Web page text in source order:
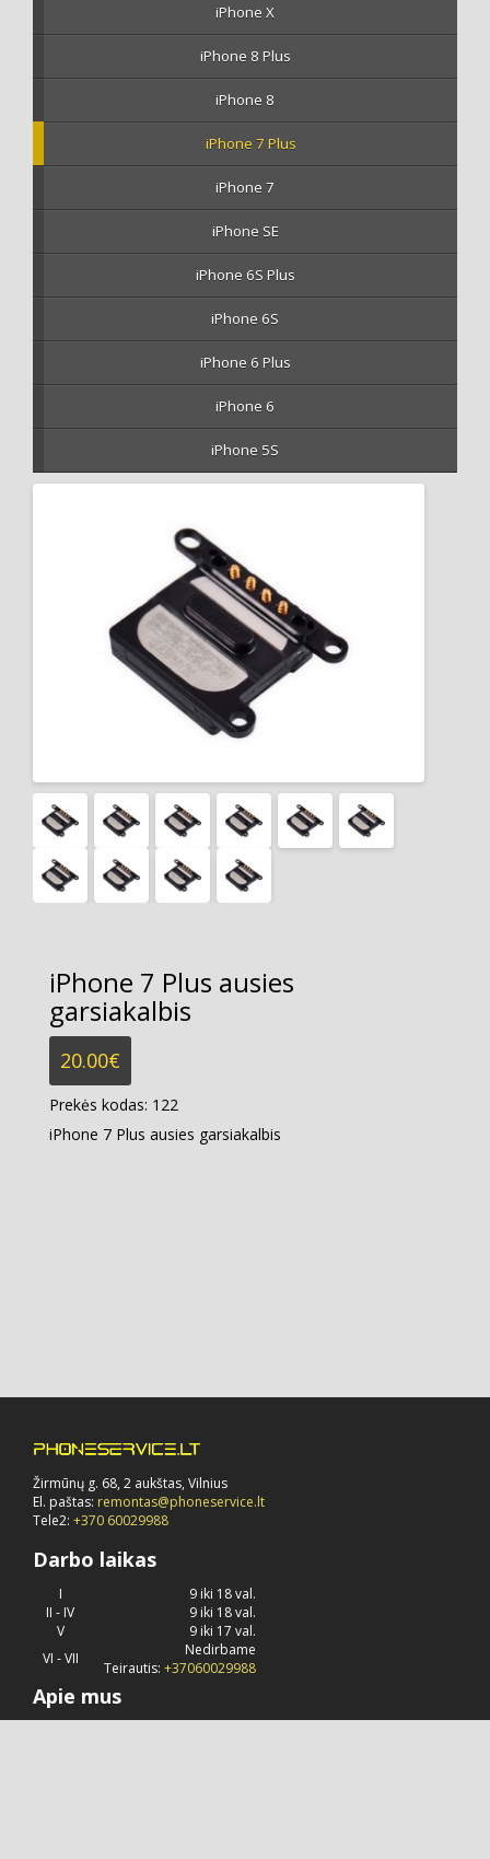
iPhone X
iPhone 8 Plus
iPhone 8
iPhone 7 Plus
iPhone 7
iPhone SE
iPhone 6S Plus
iPhone 6S
iPhone 6 Plus
iPhone 6
iPhone 5S
iPhone 7 Plus ausies
garsiakalbis
20.00€
Prekės kodas: 122
iPhone 7 Plus ausies garsiakalbis
Žirmūnų g. 68, 2 aukštas, Vilnius
El. paštas: remontas@phoneservice.lt
Tele2: +370 60029988
Darbo laikas
I
9 iki 18 val.
II - IV
9 iki 18 val.
V
9 iki 17 val.
VI - VII
Nedirbame
Teirautis: +37060029988
Apie mus